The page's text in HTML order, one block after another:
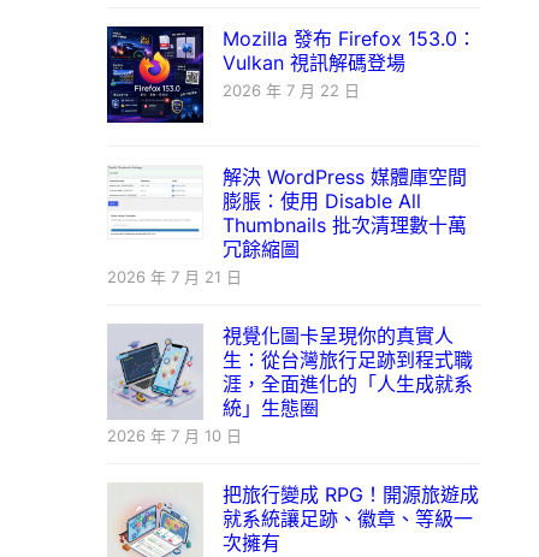
Mozilla 發布 Firefox 153.0：
Vulkan 視訊解碼登場
2026 年 7 月 22 日
解決 WordPress 媒體庫空間
膨脹：使用 Disable All
Thumbnails 批次清理數十萬
冗餘縮圖
2026 年 7 月 21 日
視覺化圖卡呈現你的真實人
生：從台灣旅行足跡到程式職
涯，全面進化的「人生成就系
統」生態圈
2026 年 7 月 10 日
把旅行變成 RPG！開源旅遊成
就系統讓足跡、徽章、等級一
次擁有